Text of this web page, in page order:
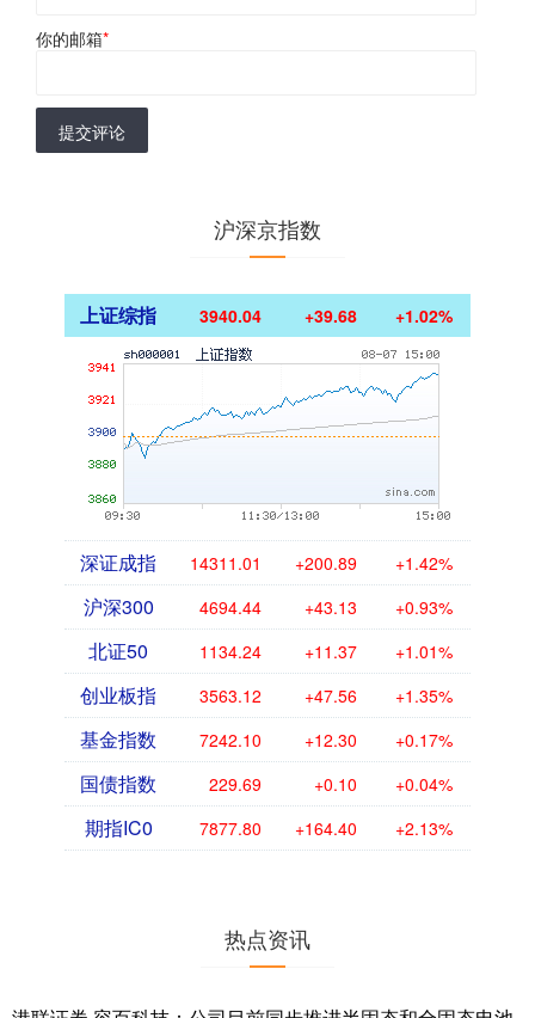
你的邮箱*
提交评论
沪深京指数
上证综指 3940.04 +39.68 +1.02%
深证成指 14311.01 +200.89 +1.42%
沪深300 4694.44 +43.13 +0.93%
北证50 1134.24 +11.37 +1.01%
创业板指 3563.12 +47.56 +1.35%
基金指数 7242.10 +12.30 +0.17%
国债指数 229.69 +0.10 +0.04%
期指IC0 7877.80 +164.40 +2.13%
热点资讯